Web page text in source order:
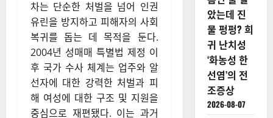
차는 단순한 처벌을 넘어 인권
유린을 방지하고 피해자의 사회
복귀를 돕는 데 목적을 둔다.
2004년 성매매 특별법 제정 이
후 국가 수사 체계는 업주와 알
선자에 대한 강력한 처벌과 피
해 여성에 대한 구조 및 지원을
중심으로 재편됐다. 이는 과거
았는데 진
물 펑펑? 희
귀 난치성
‘화농성 한
선염’의 전
조증상
2026-08-07